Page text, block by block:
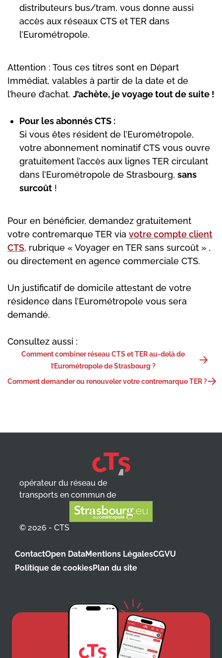
distributeurs bus/tram, vous donne aussi
accès aux réseaux CTS et TER dans
l’Eurométropole.
Attention : Tous ces titres sont en Départ
Immédiat, valables à partir de la date et de
l’heure d’achat. J’achète, je voyage tout de suite !
Pour les abonnés CTS :
Si vous êtes résident de l’Eurométropole,
votre abonnement nominatif CTS vous ouvre
gratuitement l’accès aux lignes TER circulant
dans l’Eurométropole de Strasbourg, sans
surcoût !
Pour en bénéficier, demandez gratuitement
votre contremarque TER via votre compte client
CTS, rubrique « Voyager en TER sans surcoût » ,
ou directement en agence commerciale CTS.
Un justificatif de domicile attestant de votre
résidence dans l’Eurométropole vous sera
demandé.
Consultez aussi :
Comment combiner réseau CTS et TER au-delà de
l’Eurométropole de Strasbourg ?
Comment demander ou renouveler votre contremarque TER ?
opérateur du réseau de
transports en commun de
© 2026 - CTS
ContactOpen DataMentions LégalesCGVU
Politique de cookiesPlan du site